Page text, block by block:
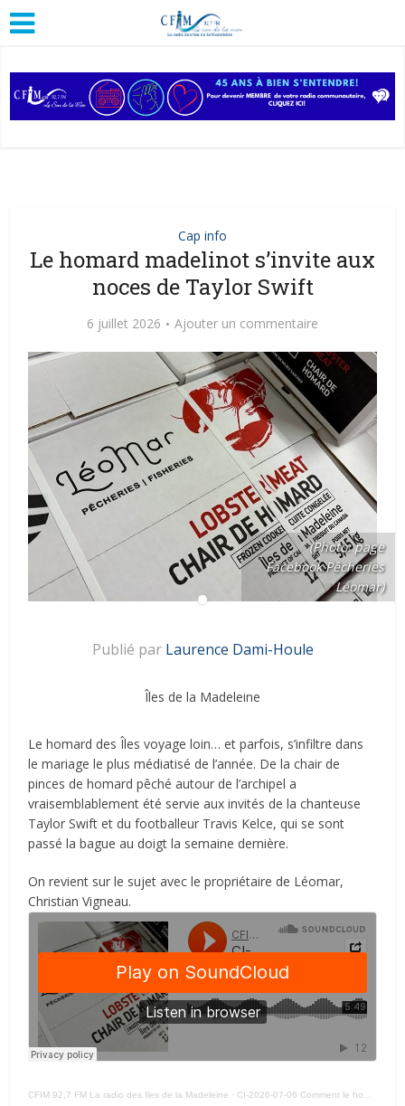
Cap info
Le homard madelinot s’invite aux
noces de Taylor Swift
6 juillet 2026 Ajouter un commentaire
(Photo: page
Facebook Pêcheries
Léomar)
Publié par Laurence Dami-Houle
Îles de la Madeleine
Le homard des Îles voyage loin… et parfois, s’infiltre dans
le mariage le plus médiatisé de l’année. De la chair de
pinces de homard pêché autour de l’archipel a
vraisemblablement été servie aux invités de la chanteuse
Taylor Swift et du footballeur Travis Kelce, qui se sont
passé la bague au doigt la semaine dernière.
On revient sur le sujet avec le propriétaire de Léomar,
Christian Vigneau.
CFIM 92,7 FM La radio des Iles de la Madeleine · CI-2026-07-06 Comment le homard des Îles s’est rendu jusqu’au mariage de Taylor Swift